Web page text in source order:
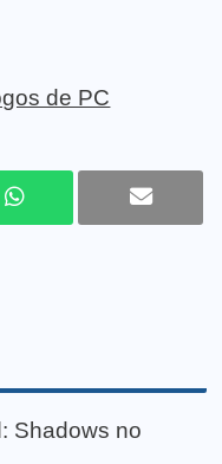
de PC
Shadows no